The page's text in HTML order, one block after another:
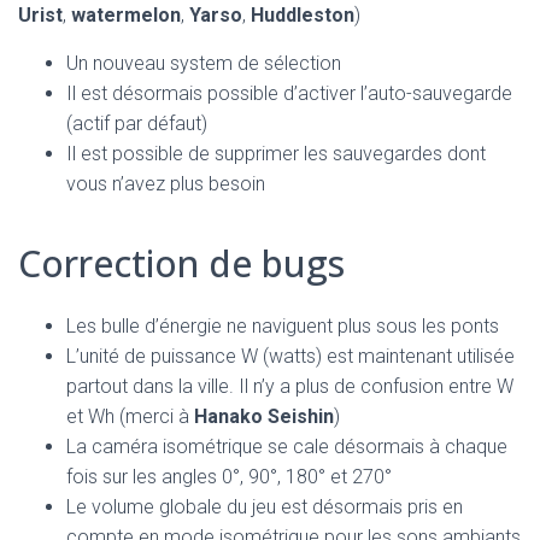
Urist, watermelon, Yarso, Huddleston)
Un nouveau system de sélection
Il est désormais possible d’activer l’auto-sauvegarde
(actif par défaut)
Il est possible de supprimer les sauvegardes dont
vous n’avez plus besoin
Correction de bugs
Les bulle d’énergie ne naviguent plus sous les ponts
L’unité de puissance W (watts) est maintenant utilisée
partout dans la ville. Il n’y a plus de confusion entre W
et Wh (merci à Hanako Seishin)
La caméra isométrique se cale désormais à chaque
fois sur les angles 0°, 90°, 180° et 270°
Le volume globale du jeu est désormais pris en